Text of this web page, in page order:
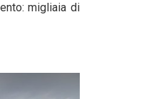
migliaia di